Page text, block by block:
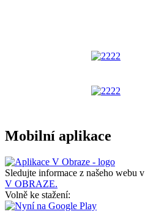
Mobilní aplikace
Sledujte informace z našeho webu v
V OBRAZE.
Volně ke stažení: